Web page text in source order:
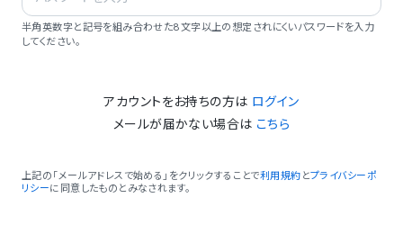
半角英数字と記号を組み合わせた8文字以上の想定されにくいパスワードを入力
してください。
アカウントをお持ちの方は ログイン
メールが届かない場合は こちら
上記の「メールアドレスで始める」をクリックすることで利用規約 とプライバシーポ
リシーに同意したものとみなされます。